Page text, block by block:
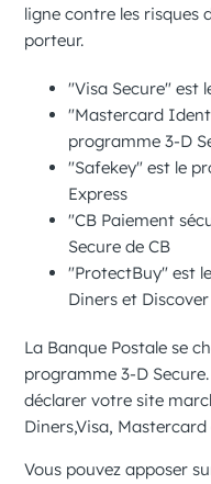
ligne contre les risques
porteur.
"Visa Secure" est
"Mastercard
programme3-D
"Safekey" est le
Express
"CB Paiement
Secure de CB
"ProtectBuy" est
Diners et Discover
La Banque Postale se
programme3-D Secure
déclarer votre site
Diners,Visa, Mastercard
Vous pouvez apposer